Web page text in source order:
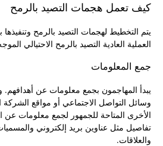
كيف تعمل هجمات التصيد بالرمح
يتم التخطيط لهجمات التصيد بالرمح
العملية العادية التصيد بالرمح الاحتيالي
جمع المعلومات
يبدأ المهاجمون بجمع معلومات عن
وسائل التواصل الاجتماعي أو مواقع الشركة
الأخرى المتاحة للجمهور لجمع معلومات
تفاصيل مثل عناوين بريد إلكتروني
والعلاقات.